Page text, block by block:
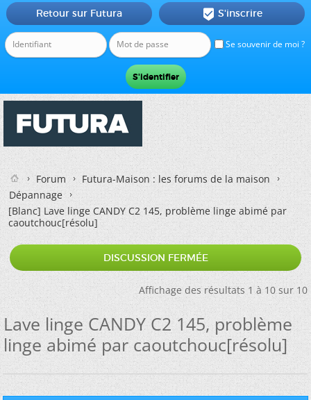
Se souvenir de moi ?
Retour sur Futura  S'inscrire
Forum
Futura-Maison : les forums de la maison
Dépannage
[Blanc]Lave linge CANDY C2 145, problème linge abimé par
caoutchouc[résolu]
DISCUSSION FERMÉE
Affichage des résultats 1 à 10 sur 10
Lave linge CANDY C2 145, problème
linge abimé par caoutchouc[résolu]